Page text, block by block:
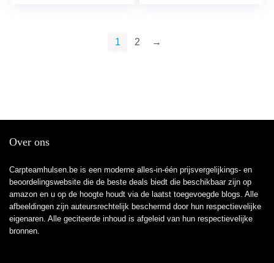
1 2 →
Over ons
Carpteamhulsen.be is een moderne alles-in-één prijsvergelijkings- en
beoordelingswebsite die de beste deals biedt die beschikbaar zijn op
amazon en u op de hoogte houdt via de laatst toegevoegde blogs. Alle
afbeeldingen zijn auteursrechtelijk beschermd door hun respectievelijke
eigenaren. Alle geciteerde inhoud is afgeleid van hun respectievelijke
bronnen.